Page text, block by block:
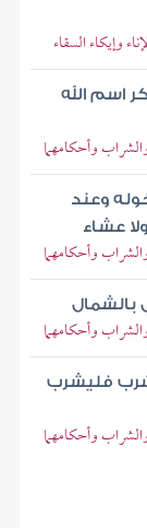
وإيكاء السقاء
اسم الله
وأحكامهما
وعند
عشاء
وأحكامهما
بالشمال
وأحكامهما
شرب فليشرب
وأحكامهما